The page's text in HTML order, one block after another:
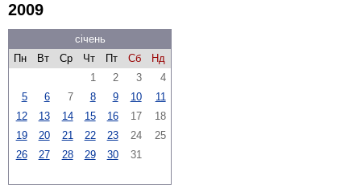
2009
січень
Пн
Вт Ср Чт Пт Сб
Нд
1
2 3
4
5
6 7 8 9 10
11
12
13 14 15 16 17
18
19
20 21 22 23 24
25
26
27 28 29 30 31